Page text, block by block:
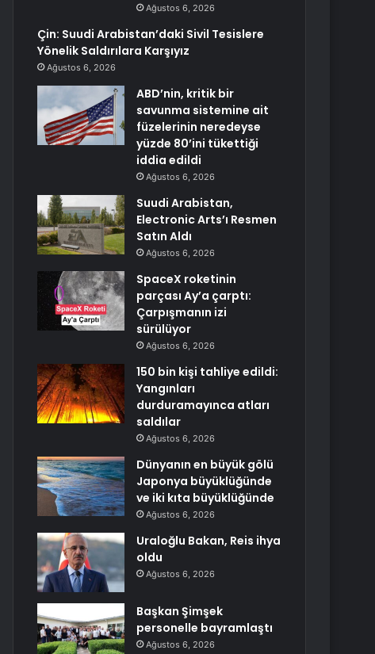
Ağustos 6, 2026
Çin: Suudi Arabistan’daki Sivil Tesislere
Yönelik Saldırılara Karşıyız
Ağustos 6, 2026
ABD’nin, kritik bir
savunma sistemine ait
füzelerinin neredeyse
yüzde 80’ini tükettiği
iddia edildi
Ağustos 6, 2026
Suudi Arabistan,
Electronic Arts’ı Resmen
Satın Aldı
Ağustos 6, 2026
SpaceX roketinin
parçası Ay’a çarptı:
Çarpışmanın izi
sürülüyor
Ağustos 6, 2026
150 bin kişi tahliye edildi:
Yangınları
durduramayınca atları
saldılar
Ağustos 6, 2026
Dünyanın en büyük gölü
Japonya büyüklüğünde
ve iki kıta büyüklüğünde
Ağustos 6, 2026
Uraloğlu Bakan, Reis ihya
oldu
Ağustos 6, 2026
Başkan Şimşek
personelle bayramlaştı
Ağustos 6, 2026